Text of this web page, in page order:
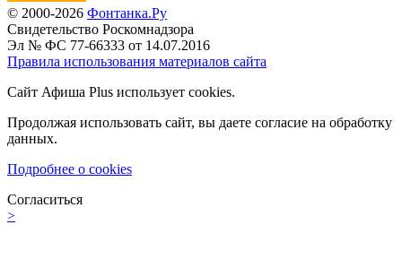
© 2000-2026 Фонтанка.Ру
Свидетельство Роскомнадзора
Эл № ФС 77-66333 от 14.07.2016
Правила использования материалов сайта
Сайт Афиша Plus использует cookies.
Продолжая использовать сайт, вы даете согласие на обработку
данных.
Подробнее о cookies
Согласиться
>